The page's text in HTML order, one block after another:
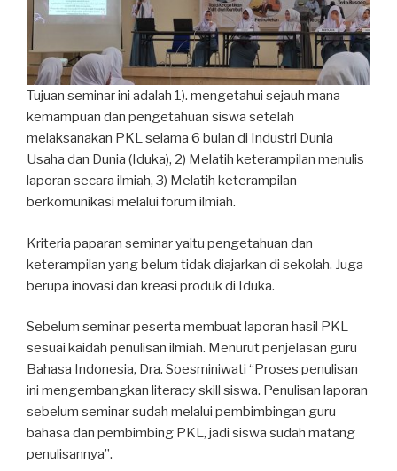
Tujuan seminar ini adalah 1). mengetahui sejauh mana
kemampuan dan pengetahuan siswa setelah
melaksanakan PKL selama 6 bulan di Industri Dunia
Usaha dan Dunia (Iduka), 2) Melatih keterampilan menulis
laporan secara ilmiah, 3) Melatih keterampilan
berkomunikasi melalui forum ilmiah.
Kriteria paparan seminar yaitu pengetahuan dan
keterampilan yang belum tidak diajarkan di sekolah. Juga
berupa inovasi dan kreasi produk di Iduka.
Sebelum seminar peserta membuat laporan hasil PKL
sesuai kaidah penulisan ilmiah. Menurut penjelasan guru
Bahasa Indonesia, Dra. Soesminiwati “Proses penulisan
ini mengembangkan literacy skill siswa. Penulisan laporan
sebelum seminar sudah melalui pembimbingan guru
bahasa dan pembimbing PKL, jadi siswa sudah matang
penulisannya”.